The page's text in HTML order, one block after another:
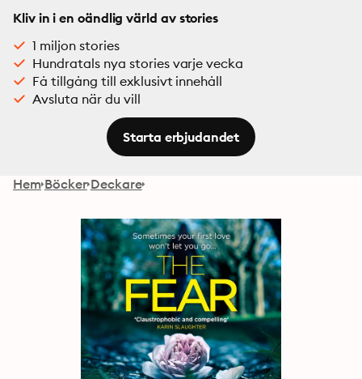
Kliv in i en oändlig värld av stories
1 miljon stories
Hundratals nya stories varje vecka
Få tillgång till exklusivt innehåll
Avsluta när du vill
Starta erbjudandet
Hem Böcker Deckare